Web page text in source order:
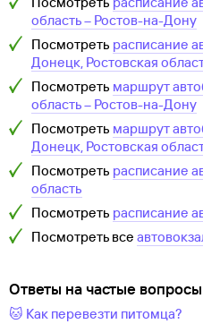
область– Ростов-на-Дону
Посмотреть расписание
Донецк, Ростовская
Посмотреть маршрут
область– Ростов-на-Дону
Посмотреть маршрут
Донецк, Ростовская
Посмотреть расписание
область
Посмотреть расписание
Посмотреть все
Ответы на частые вопросы
🐱 Как перевезти питомца?